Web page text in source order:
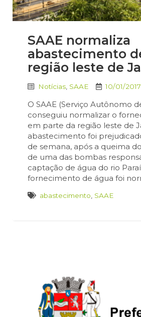
SAAE normaliza
abastecimento
região leste de
Notícias SAAE 10/01/2017
O SAAE (Serviço Autônomo
conseguiu normalizar o
em parte da região leste de
abastecimento foi
de semana, após a queima
de uma das bombas
captação de água do rio
fornecimento de água foi
abastecimento SAAE